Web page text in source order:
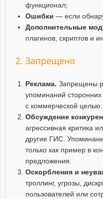
функционал;
Ошибки — если
Дополнительные
плагинов, скриптов и
2. Запрещено
Реклама. Запрещены
упоминаний сторонних
с коммерческой целью.
Обсуждение
агрессивная критика
другие ГИС.
только как пример в
предложения.
Оскорбления и
троллинг, угрозы,
пользователей или